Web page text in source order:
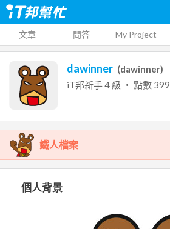
文章 問答 My Project
dawinner (dawinner)
iT邦新手4 級 ‧ 點數 399
鐵人檔案
個人背景